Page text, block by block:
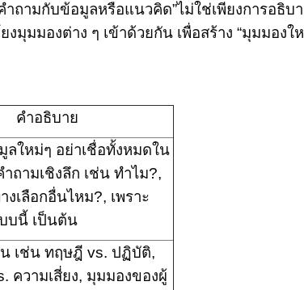
ถามกับข้อมูลหรือแนวคิด”ไม่ใช่เพียงการอธิบ
งมุมมองต่าง ๆ เข้าด้วยกัน เพื่อสร้าง “มุมมอง
คำอธิบาย
ลใหม่ๆ อย่าเชื่อทั้งหมดใน
ถามเชิงลึก เช่น ทำไม?,
งเลือกอื่นไหม?, เพราะ
บนี้ เป็นต้น
เช่น ทฤษฎี vs. ปฏิบัติ,
ความเสี่ยง, มุมมองของผู้